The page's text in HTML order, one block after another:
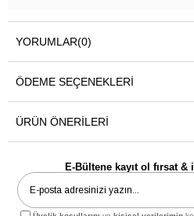
YORUMLAR(0)
ÖDEME SEÇENEKLERI
ÜRÜN ÖNERILERI
E-Bültene kayıt ol fırsat